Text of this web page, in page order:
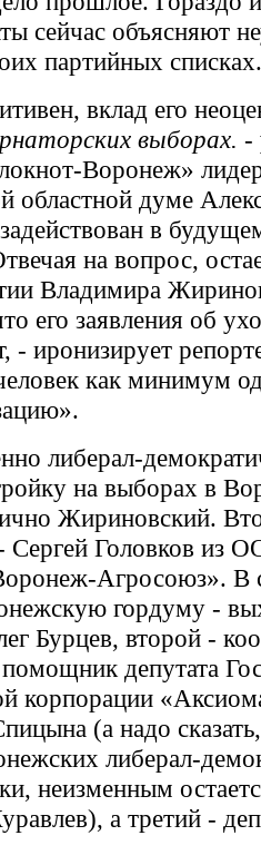
сейчас объясняют
партийных списках.
вклад его
выборах. -
Воронеж»
думе
в
на вопрос,
Владимира
его заявления об
- иронизирует
как минимум
либерал-
на выборах в
Жириновский.
Сергей Головков из
Агросоюз». В
гордуму -
Бурцев, второй -
депутата
корпорации
(а надо
либерал-
неизменным
а третий -